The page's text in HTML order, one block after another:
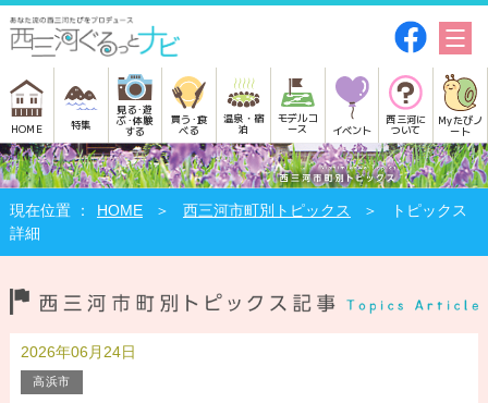
HOME 特集
見る･遊
ぶ･体験
する
買う･食
べる
温泉・宿
泊
モデルコ
ース イベント
西三河に
ついて
Myたびノ
ート
HOME 西三河市町別トピックス
トピックス
詳細
2026年06月24日
高浜市